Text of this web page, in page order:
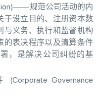
规范公司活动的内
于设立目的、注册资本数
与义务、执行和监督机构
的表决程序以及清算条件
，是解决公司纠纷的基
Governance